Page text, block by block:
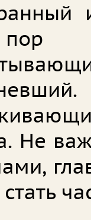
Не